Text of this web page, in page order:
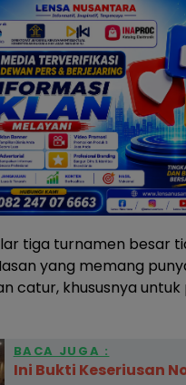
tiga turnamen besar
yang memang
catur, khususnya
BACA JUGA :
Ini Bukti Keseriusan